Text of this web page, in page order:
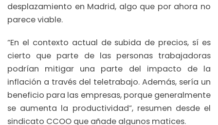
desplazamiento en Madrid, algo que por ahora no
parece viable.
“En el contexto actual de subida de precios, sí es
cierto que parte de las personas trabajadoras
podrían mitigar una parte del impacto de la
inflación a través del teletrabajo. Además, sería un
beneficio para las empresas, porque generalmente
se aumenta la productividad”, resumen desde el
sindicato CCOO que añade algunos matices.